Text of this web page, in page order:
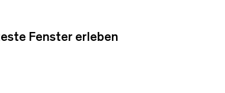
Fenster erleben